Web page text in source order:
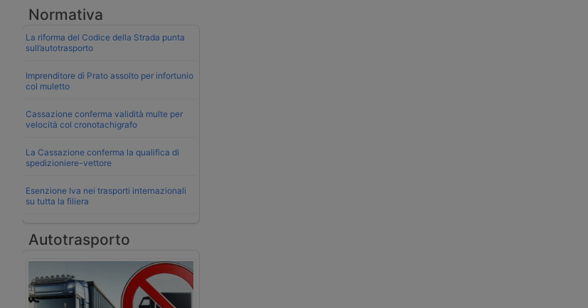
Normativa
La riforma del Codice della Strada punta
sull’autotrasporto
Imprenditore di Prato assolto per infortunio
col muletto
Cassazione conferma validità multe per
velocità col cronotachigrafo
La Cassazione conferma la qualifica di
spedizioniere-vettore
Esenzione Iva nei trasporti internazionali
su tutta la filiera
Autotrasporto